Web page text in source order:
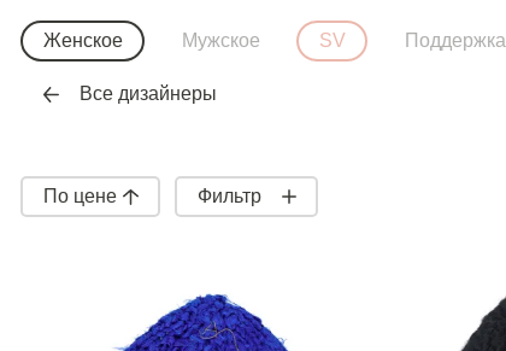
Женское Мужское SV Поддержка
Все дизайнеры
По цене Фильтр